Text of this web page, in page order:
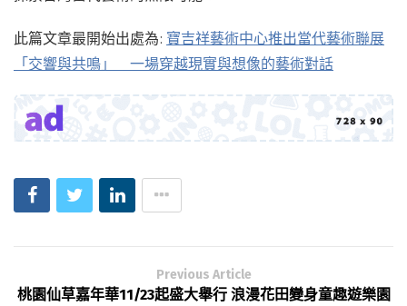
此篇文章最開始出處為: 寶吉祥藝術中心推出當代藝術聯展
「交響與共鳴」 一場穿越現實與想像的藝術對話
Previous Article
桃園仙草嘉年華11/23起盛大舉行 浪漫花田變身童趣遊樂園